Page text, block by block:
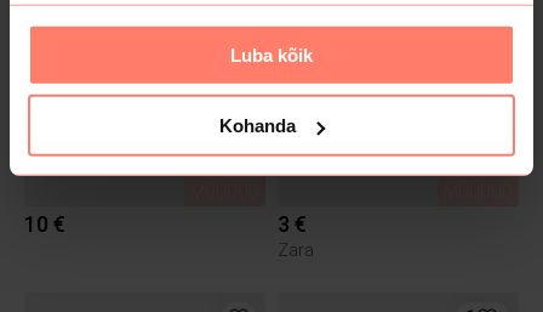
Luba kõik
Kohanda
10 € 3 €
Zara